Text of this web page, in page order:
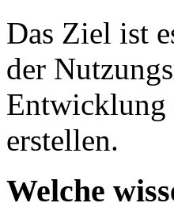
Das Ziel ist
der
Entwicklung
erstellen.
Welche